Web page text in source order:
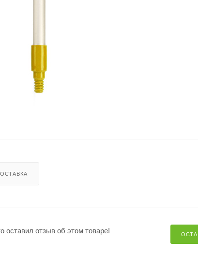
оставил отзыв об этом товаре!